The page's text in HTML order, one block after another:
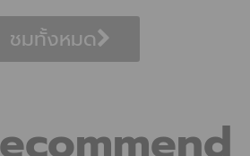
ชมทั้งหมด